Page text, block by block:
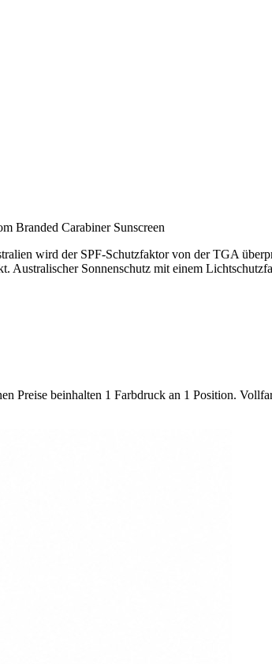
Branded Carabiner Sunscreen
wird der SPF-Schutzfaktor von der TGA
Australischer Sonnenschutz mit einem
Preise beinhalten 1 Farbdruck an 1 Position.